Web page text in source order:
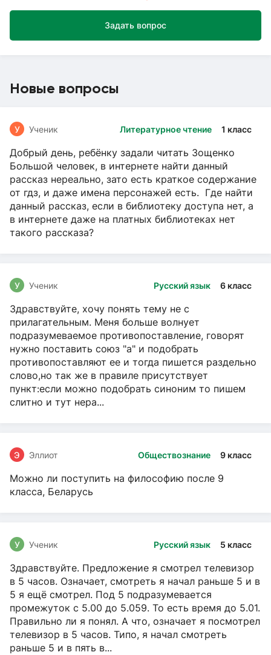
Задать вопрос
Новые вопросы
Литературное чтение 1 класс
У Ученик
Добрый день, ребёнку задали читать Зощенко
Большой человек, в интернете найти данный
рассказ нереально, зато есть краткое содержание
от гдз, и даже имена персонажей есть. Где найти
данный рассказ, если в библиотеку доступа нет, а
в интернете даже на платных библиотеках нет
такого рассказа?
Русский язык 6 класс
У Ученик
Здравствуйте, хочу понять тему не с
прилагательным. Меня больше волнует
подразумеваемое противопоставление, говорят
нужно поставить союз "а" и подобрать
противопоставляют ее и тогда пишется раздельно
слово,но так же в правиле присутствует
пункт:если можно подобрать синоним то пишем
слитно и тут нера...
Обществознание 9 класс
Э Эллиот
Можно ли поступить на философию после 9
класса, Беларусь
Русский язык 5 класс
У Ученик
Здравствуйте. Предложение я смотрел телевизор
в 5 часов. Означает, смотреть я начал раньше 5 и в
5 я ещё смотрел. Под 5 подразумевается
промежуток с 5.00 до 5.059. То есть время до 5.01.
Правильно ли я понял. А что, означает я посмотрел
телевизор в 5 часов. Типо, я начал смотреть
раньше 5 и в пять в...